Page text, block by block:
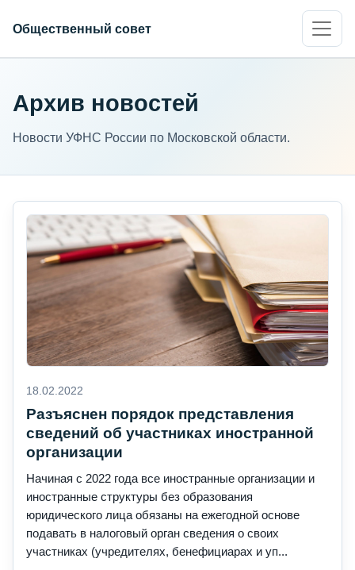
Общественный совет
Архив новостей
Новости УФНС России по Московской области.
18.02.2022
Разъяснен порядок представления
сведений об участниках иностранной
организации
Начиная с 2022 года все иностранные организации и
иностранные структуры без образования
юридического лица обязаны на ежегодной основе
подавать в налоговый орган сведения о своих
участниках (учредителях, бенефициарах и уп...